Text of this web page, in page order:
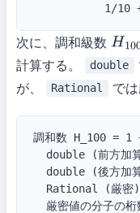
1/10
次に、調和級数 H
計算する。
double
が、
Rational で
調和数 H_100 =
double (前方加
double (後方加
Rational (厳密
厳密値の分子の